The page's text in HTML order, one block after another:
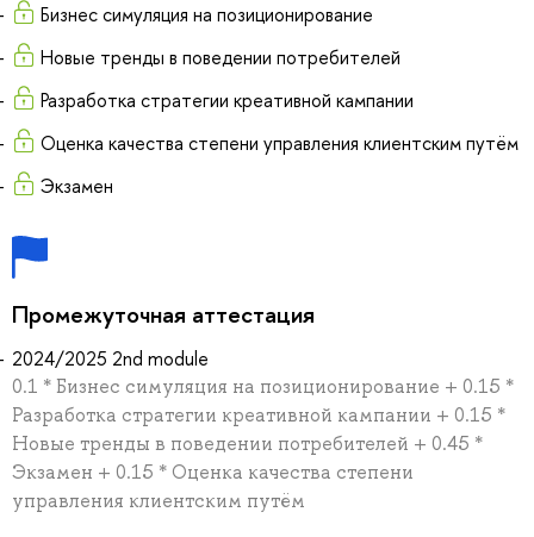
Бизнес симуляция на позиционирование
Новые тренды в поведении потребителей
Разработка стратегии креативной кампании
Оценка качества степени управления клиентским путём
Экзамен
Промежуточная аттестация
2024/2025 2nd module
0.1 * Бизнес симуляция на позиционирование + 0.15 *
Разработка стратегии креативной кампании + 0.15 *
Новые тренды в поведении потребителей + 0.45 *
Экзамен + 0.15 * Оценка качества степени
управления клиентским путём